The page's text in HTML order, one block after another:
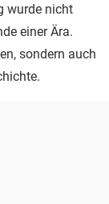
wurde nicht
einer Ära.
sondern auch